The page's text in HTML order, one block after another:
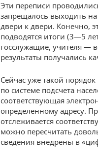
Эти переписи
запрещалось выходить
двери к двери. Конечно,
подводятся итоги (3—5
госслужащие, учителя —
результаты получались
Сейчас уже такой
по системе подсчета
соответствующая
определенному адресу.
отслеживается
можно пересчитать
сведения внедрены в